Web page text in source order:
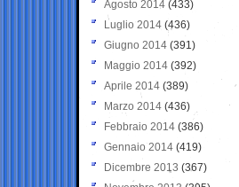
Agosto 2014 (433)
Luglio 2014 (436)
Giugno 2014 (391)
Maggio 2014 (392)
Aprile 2014 (389)
Marzo 2014 (436)
Febbraio 2014 (386)
Gennaio 2014 (419)
Dicembre 2013 (367)